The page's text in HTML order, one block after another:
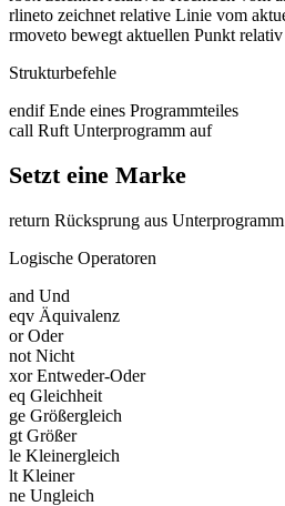
rlineto zeichnet relative Linie vom
rmoveto bewegt aktuellen Punkt relativ
Strukturbefehle
endif Ende eines Programmteiles
call Ruft Unterprogramm auf
Setzt eine Marke
return Rücksprung aus Unterprogramm
Logische Operatoren
and Und
eqv Äquivalenz
or Oder
not Nicht
xor Entweder-Oder
eq Gleichheit
ge Größergleich
gt Größer
le Kleinergleich
lt Kleiner
ne Ungleich